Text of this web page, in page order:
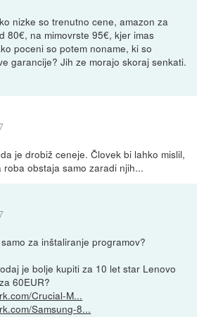
nizke so trenutno cene, amazon za
80€, na mimovrste 95€, kjer imas
poceni so potem noname, ki so
garancije? Jih ze morajo skoraj senkati.
je drobiž ceneje. Človek bi lahko mislil,
obstaja samo zaradi njih...
za inštaliranje programov?
je bolje kupiti za 10 let star Lenovo
60EUR?
Crucial-M...
Samsung-8...